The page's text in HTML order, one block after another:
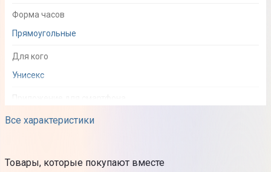
Все характеристики
Форма часов
Прямоугольные
Для кого
Унисекс
Apple Watch
Товары, которые покупают вместе